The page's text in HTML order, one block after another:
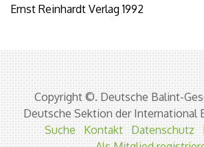
Ernst Reinhardt Verlag 1992
Copyright ©. Deutsche Balint-
Deutsche Sektion der International
Suche
Kontakt Datenschutz